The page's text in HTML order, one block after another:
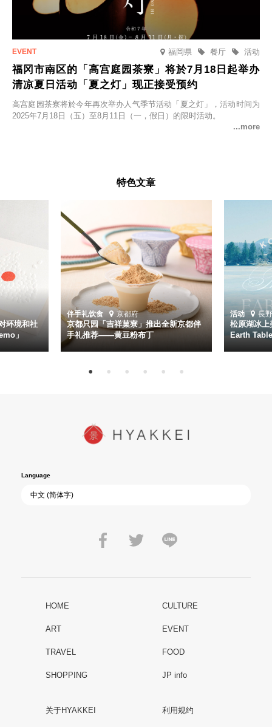
福岡県 活动
餐厅
福冈市南区的「高宫庭园茶寮」将於7月18日起举办
清凉夏日活动「夏之灯」现正接受预约
高宫庭园茶寮将於今年再次举办人气季节活动「夏之灯」，活动时间为
2025年7月18日（五）至8月11日（一，假日）的限时活动。
特色文章
环境和社
」
伴手礼饮食 京都府
京都只园「吉祥菓寮」推出全新京都伴
手礼推荐——黄豆粉布丁
活动 長
松原湖冰
Earth
Language
HOME CULTURE
ART EVENT
TRAVEL FOOD
SHOPPING JP info
关于HYAKKEI 利用规约